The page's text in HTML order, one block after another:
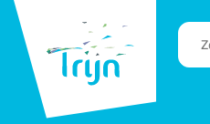
Trijn
RTA's
en